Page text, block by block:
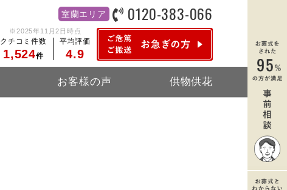
室蘭エリア 0120-383-066
※2025年11月2日時点
クチコミ件数
1,524件
平均評価
4.9
お客様の声 供物供花